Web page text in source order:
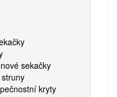
sekačky
kryty